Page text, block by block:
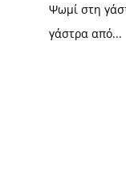
Ψωμί στη
γάστρα από...